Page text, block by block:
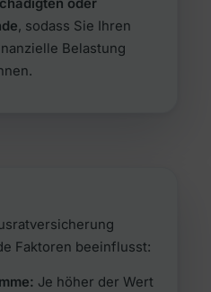
oder
, sodass Sie Ihren
Belastung
Faktoren beeinflusst:
Je höher der Wert